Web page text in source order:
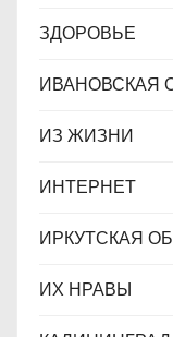
ЗДОРОВЬЕ
ИВАНОВСКАЯ
ИЗ ЖИЗНИ
ИНТЕРНЕТ
ИРКУТСКАЯ
ИХ НРАВЫ